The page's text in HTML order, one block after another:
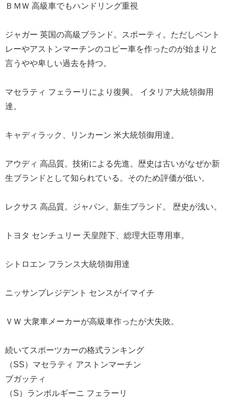
ＢＭＷ 高級車でもハンドリング重視
ジャガー 英国の高級ブランド。スポーティ。ただしベント
レーやアストンマーチンのコピー車を作ったのが始まりと
言うやや卑しい過去を持つ。
マセラティ フェラーリにより復興。 イタリア大統領御用
達。
キャディラック、リンカーン 米大統領御用達。
アウディ 高品質。技術による先進。歴史は古いがなぜか新
生ブランドとして知られている。そのため評価が低い。
レクサス 高品質。ジャパン。新生ブランド。 歴史が浅い。
トヨタ センチュリー 天皇陛下、総理大臣専用車。
シトロエン フランス大統領御用達
ニッサンプレジデント センスがイマイチ
ＶＷ 大衆車メーカーが高級車作ったが大失敗。
続いてスポーツカーの格式ランキング
（SS）マセラティ アストンマーチン
ブガッティ
（S）ランボルギーニ フェラーリ